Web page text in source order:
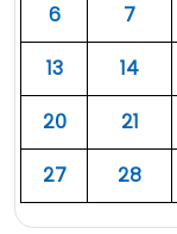
६
७
१३
१४
२०
२१
२७
२८